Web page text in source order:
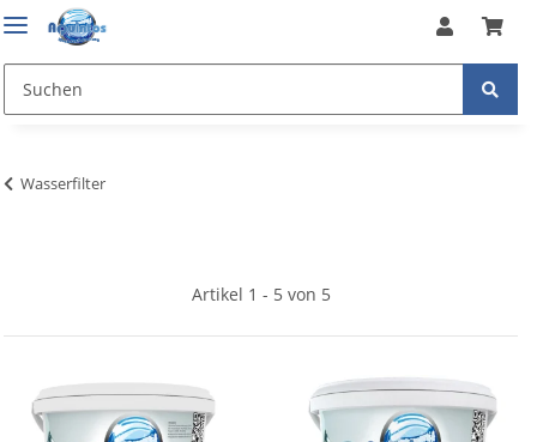
Wasserfilter
Artikel 1 - 5 von 5